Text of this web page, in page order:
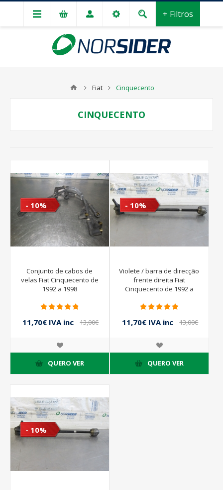
+ Filtros
Fiat Cinquecento
CINQUECENTO
- 10%
Conjunto de cabos de
velas Fiat Cinquecento de
1992 a 1998
11,70€ IVA inc
13,00€
QUERO VER
- 10%
Violete / barra de direcção
frente direita Fiat
Cinquecento de 1992 a
11,70€ IVA inc
13,00€
QUERO VER
- 10%